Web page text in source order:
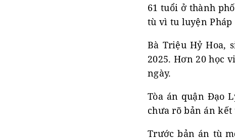
61 tuổi ở thành
tù vì tu luyện Pháp
Bà Triệu Hỷ Hoa,
2025. Hơn 20 học
ngày.
Tòa án quận Đạo
chưa rõ bản án
Trước bản án tù